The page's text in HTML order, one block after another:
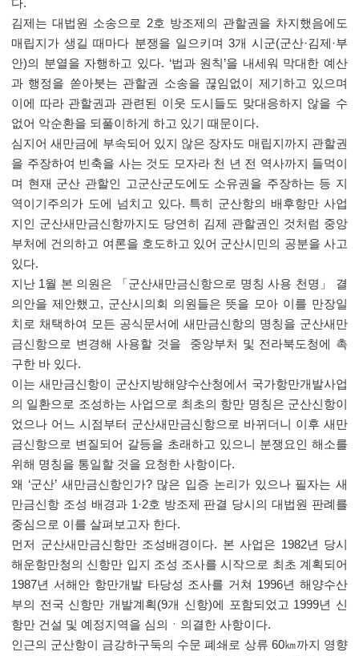
다.
김제는 대법원 소송으로 2호 방조제의 관할권을 차지했음에도
매립지가 생길 때마다 분쟁을 일으키며 3개 시군(군산·김제·부
안)의 분열을 자행하고 있다. ‘법과 원칙’을 내세워 막대한 예산
과 행정을 쏟아붓는 관할권 소송을 끊임없이 제기하고 있으며
이에 따라 관할권과 관련된 이웃 도시들도 맞대응하지 않을 수
없어 악순환을 되풀이하게 하고 있기 때문이다.
심지어 새만금에 부속되어 있지 않은 장자도 매립지까지 관할권
을 주장하여 빈축을 사는 것도 모자라 천 년 전 역사까지 들먹이
며 현재 군산 관할인 고군산군도에도 소유권을 주장하는 등 지
역이기주의가 도에 넘치고 있다. 특히 군산항의 배후항만 사업
지인 군산새만금신항까지도 당연히 김제 관할권인 것처럼 중앙
부처에 건의하고 여론을 호도하고 있어 군산시민의 공분을 사고
있다.
지난 1월 본 의원은 「군산새만금신항으로 명칭 사용 천명」 결
의안을 제안했고, 군산시의회 의원들은 뜻을 모아 이를 만장일
치로 채택하여 모든 공식문서에 새만금신항의 명칭을 군산새만
금신항으로 변경해 사용할 것을 중앙부처 및 전라북도청에 촉
구한 바 있다.
이는 새만금신항이 군산지방해양수산청에서 국가항만개발사업
의 일환으로 조성하는 사업으로 최초의 항만 명칭은 군산신항이
었으나 어느 시점부터 군산새만금신항으로 바뀌더니 이후 새만
금신항으로 변질되어 갈등을 초래하고 있으니 분쟁요인 해소를
위해 명칭을 통일할 것을 요청한 사항이다.
왜 ‘군산’ 새만금신항인가? 많은 입증 논리가 있으나 필자는 새
만금신항 조성 배경과 1·2호 방조제 판결 당시의 대법원 판례를
중심으로 이를 살펴보고자 한다.
먼저 군산새만금신항만 조성배경이다. 본 사업은 1982년 당시
해운항만청의 신항만 입지 조성 조사를 시작으로 최초 계획되어
1987년 서해안 항만개발 타당성 조사를 거쳐 1996년 해양수산
부의 전국 신항만 개발계획(9개 신항)에 포함되었고 1999년 신
항만 건설 및 예정지역을 심의ㆍ의결한 사항이다.
인근의 군산항이 금강하구둑의 수문 폐쇄로 상류 60㎞까지 영향